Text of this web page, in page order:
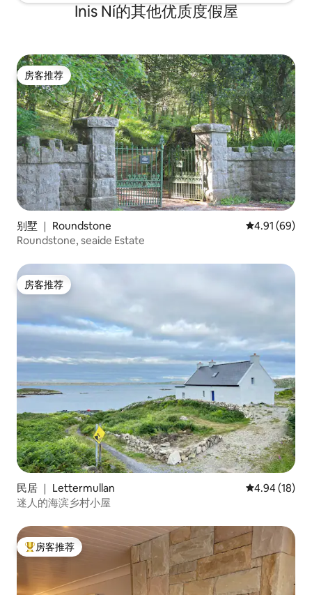
Inis Ní的其他优质度假屋
房客推荐
房客推荐
别墅 ｜ Roundstone 平均评分
4.91 (69)
Roundstone, seaide Estate
房客推荐
房客推荐
民居 ｜ Lettermullan 平均评分
4.94 (18)
迷人的海滨乡村小屋
热门「房客推荐」
房客推荐